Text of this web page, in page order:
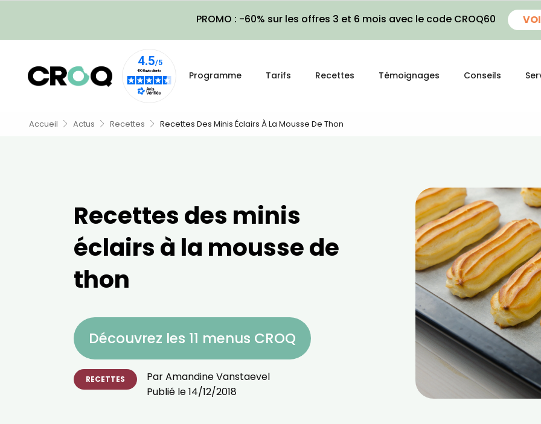
PROMO : -60% sur les offres 3 et 6 mois avec le code CROQ60
Programme Tarifs Recettes Témoignages Conseils
Accueil Actus Recettes Recettes Des Minis Éclairs À La Mousse De Thon
Recettes des minis
éclairs à la mousse de
thon
Découvrez les 11 menus CROQ
RECETTES ParAmandine Vanstaevel
Publié le14/12/2018